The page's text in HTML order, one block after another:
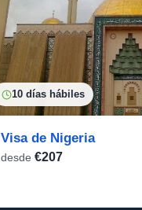
10 días hábiles
Visa de Nigeria
desde €207